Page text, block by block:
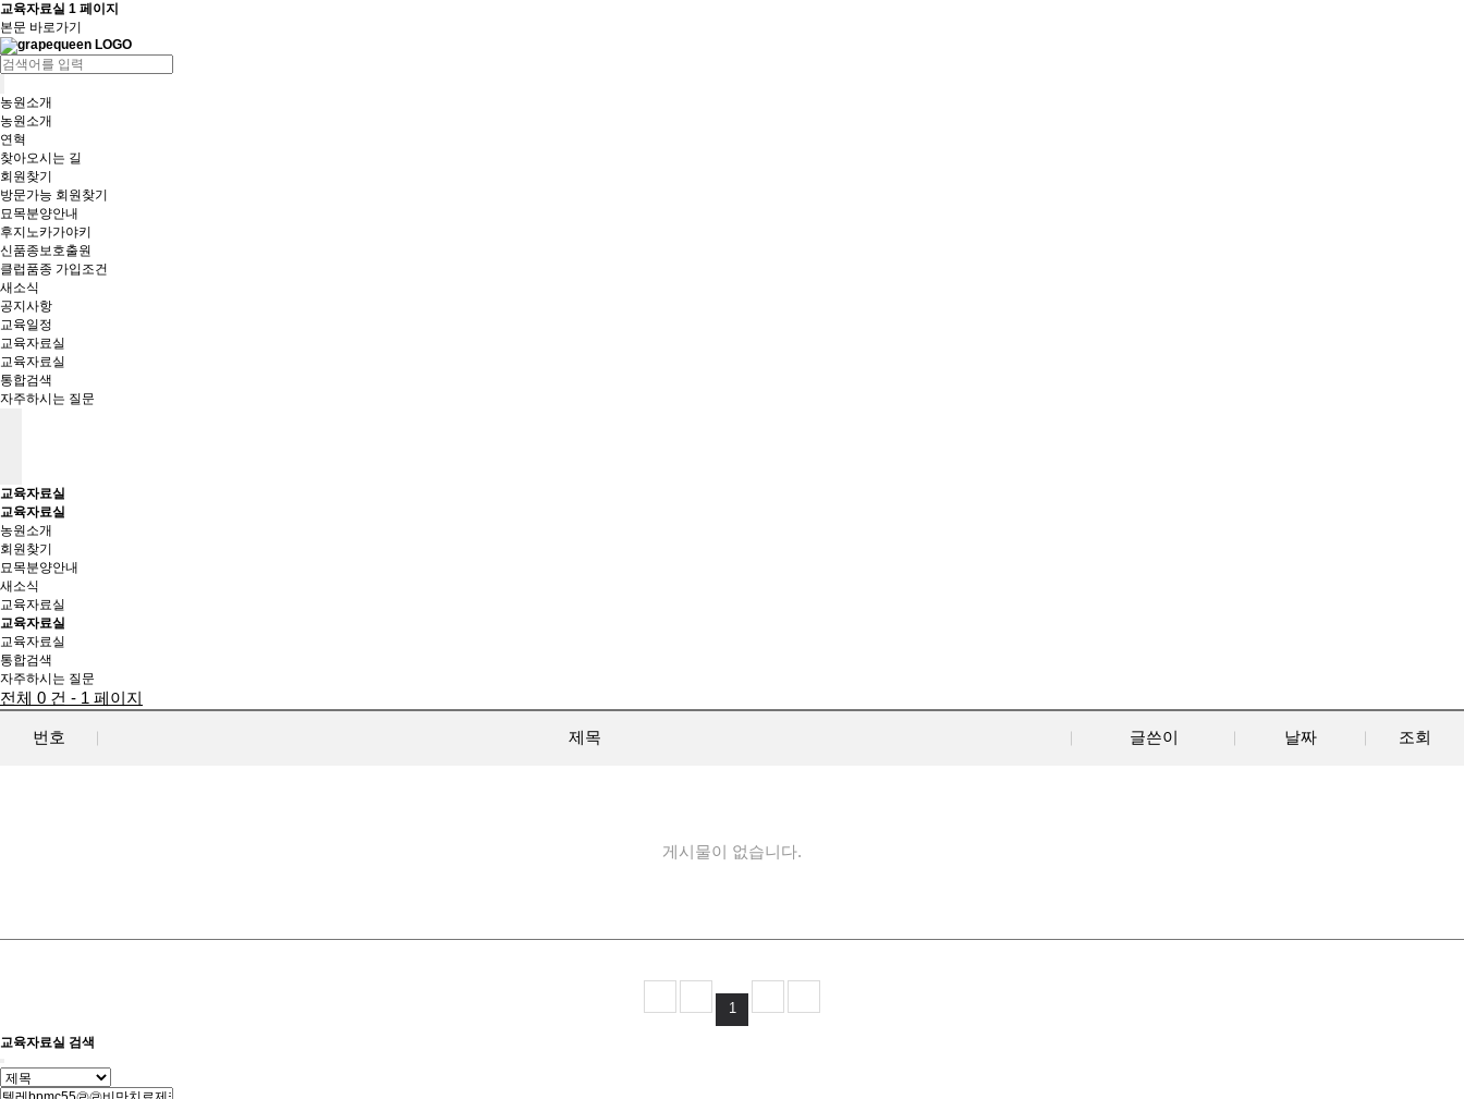
교육자료실 1 페이지
본문 바로가기
농원소개
농원소개
연혁
찾아오시는 길
회원찾기
방문가능 회원찾기
묘목분양안내
후지노카가야키
신품종보호출원
클럽품종 가입조건
새소식
공지사항
교육일정
교육자료실
교육자료실
통합검색
자주하시는 질문
교육자료실
교육자료실
농원소개
회원찾기
묘목분양안내
새소식
교육자료실
교육자료실
교육자료실
통합검색
자주하시는 질문
전체 0 건 - 1 페이지
번호 제목 글쓴이 날짜 조회
게시물이 없습니다.
1
교육자료실 검색